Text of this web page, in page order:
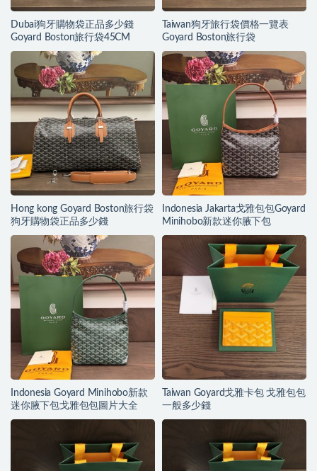
Dubai狗牙購物袋正品多少錢
Goyard Boston旅行袋45CM
Taiwan狗牙旅行袋價格一覽表
Goyard Boston旅行袋
Hong kong Goyard Boston旅行袋
狗牙購物袋正品多少錢
Indonesia Jakarta戈雅包包Goyard
Minihobo新款迷你腋下包
Indonesia Goyard Minihobo新款
迷你腋下包戈雅包包圖片大全
Taiwan Goyard戈雅卡包 戈雅包包
一般多少錢